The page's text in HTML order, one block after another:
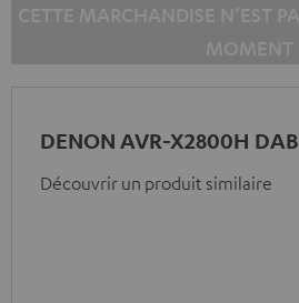
DENON AVR-X2800H DAB
Découvrir un produit similaire